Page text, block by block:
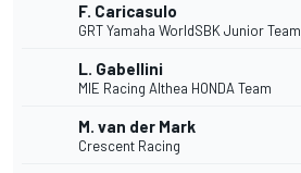
F. Caricasulo
GRT Yamaha WorldSBK Junior Team
L. Gabellini
MIE Racing Althea HONDA Team
M. van der Mark
Crescent Racing